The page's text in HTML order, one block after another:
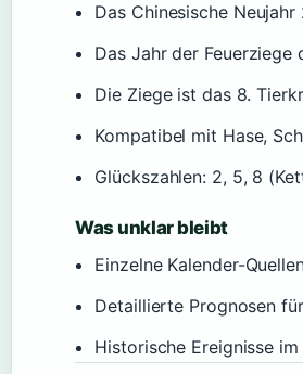
Das Chinesische
Das Jahr der
Die Ziege ist das 8.
Kompatibel mit Hase,
Glückszahlen: 2, 5, 8
Was unklar bleibt
Einzelne Kalender-
Detaillierte Prognosen
Historische Ereignisse